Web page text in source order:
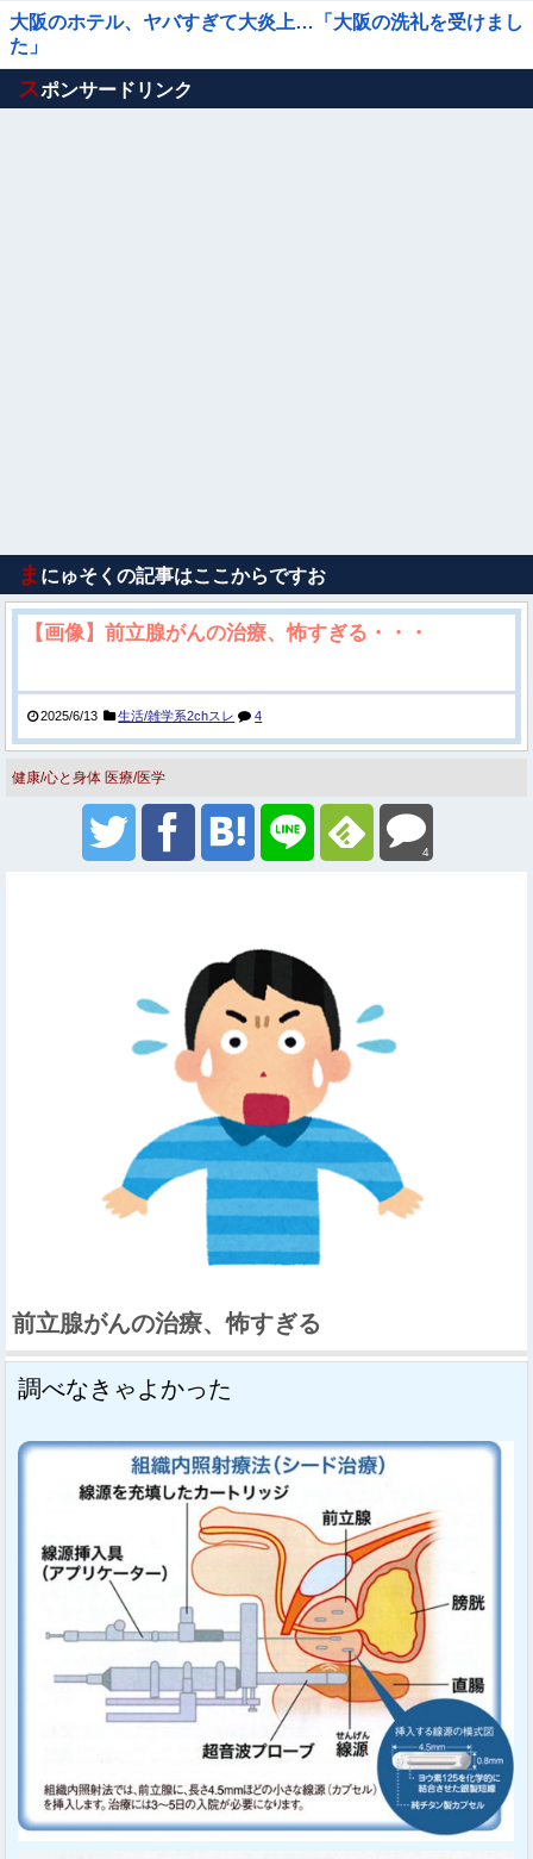
大阪のホテル、ヤバすぎて大炎上…「大阪の洗礼を受けまし
た」
Powered by livedoor 相互RSS
スポンサードリンク
ま にゅそくの記事はここからですお
【画像】前立腺がんの治療、怖すぎる・・・
2025/6/13 生活/雑学系2chスレ 4
健康/心と身体 医療/医学
4
前立腺がんの治療、怖すぎる
調べなきゃよかった